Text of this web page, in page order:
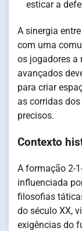
esticar a
A sinergia
com uma
os jogadores a
avançados
para criar
as corridas
precisos.
Contexto
A formação 2-
influenciada
filosofias
do século XX,
exigências do